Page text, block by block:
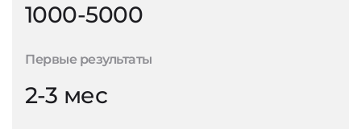
1000-5000
Первые результаты
2-3 мес